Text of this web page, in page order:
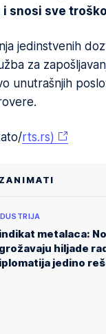
i snosi sve
jedinstvenih
za
unutrašnjih
rts.rs)
metalaca:
hiljade
jedino